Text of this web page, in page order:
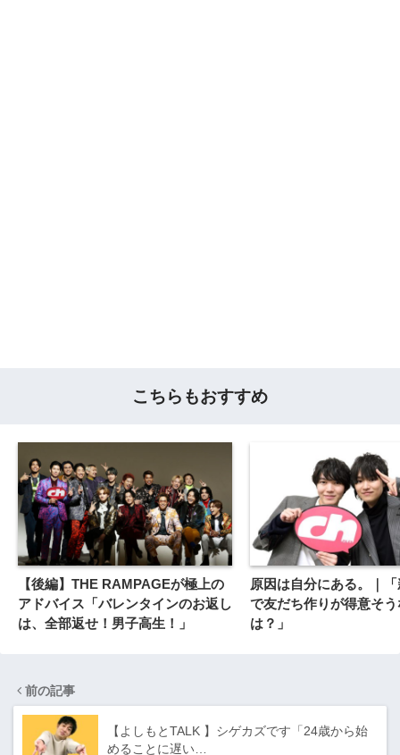
こちらもおすすめ
【後編】THE RAMPAGEが極上の
アドバイス「バレンタインのお返し
は、全部返せ！男子高生！」
原因は自分にある。｜
で友だち作りが得意そ
は？」
前の記事
【よしもとTALK 】シゲカズです「24歳から始
めることに遅い…